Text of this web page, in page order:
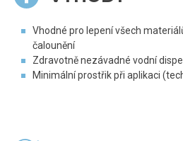
Vhodné pro lepení všech
čalounění
Zdravotně nezávadné vodní
Minimální prostřik při aplikaci